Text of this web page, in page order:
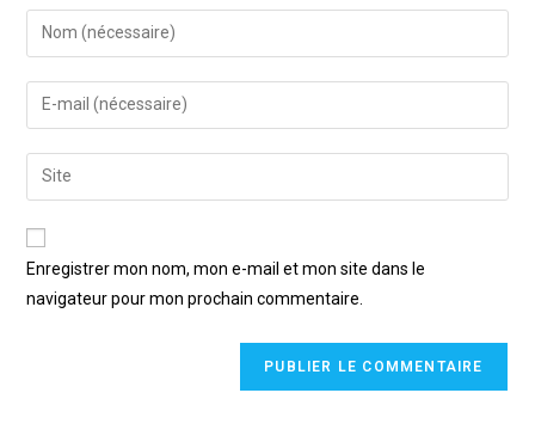
Enregistrer mon nom, mon e-mail et mon site dans le
navigateur pour mon prochain commentaire.